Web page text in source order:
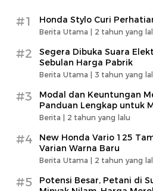
#1 Honda Stylo Curi
Berita Utama | 2 tahun yang
#2
Segera Dibuka Suara
Sebulan Harga Pabrik
Berita Utama | 3 tahun yang
#3
Modal dan Keuntungan
Panduan Lengkap untuk
Berita | 2 tahun yang lalu
#4
New Honda Vario 125
Varian Warna Baru
Berita Utama | 2 tahun yang
#5
Potensi Besar, Petani di